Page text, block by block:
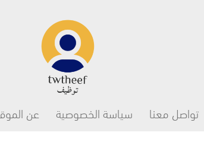
عن سياسة الخصوصية تواصل معنا